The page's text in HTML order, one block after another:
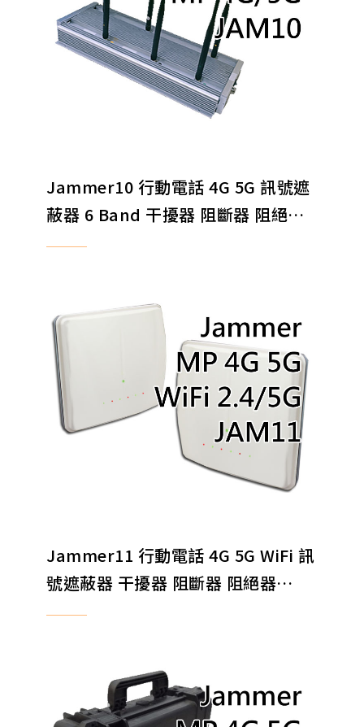
Jammer10 行動電話 4G 5G 訊號遮
蔽器 6 Band 干擾器 阻斷器 阻絕器
EXPORT ONLY
Jammer11 行動電話 4G 5G WiFi 訊
號遮蔽器 干擾器 阻斷器 阻絕器
EXPORT ONLY